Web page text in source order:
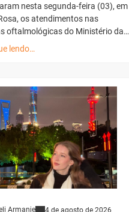
nesta segunda-feira (03), em
os atendimentos nas
oftalmológicas do Ministério da…
lendo…
Armanje 4 de agosto de 2026